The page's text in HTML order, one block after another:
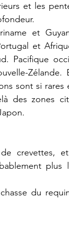
et les
et
et
Pacifique
sont si
des zones
crevettes, et
plus
du